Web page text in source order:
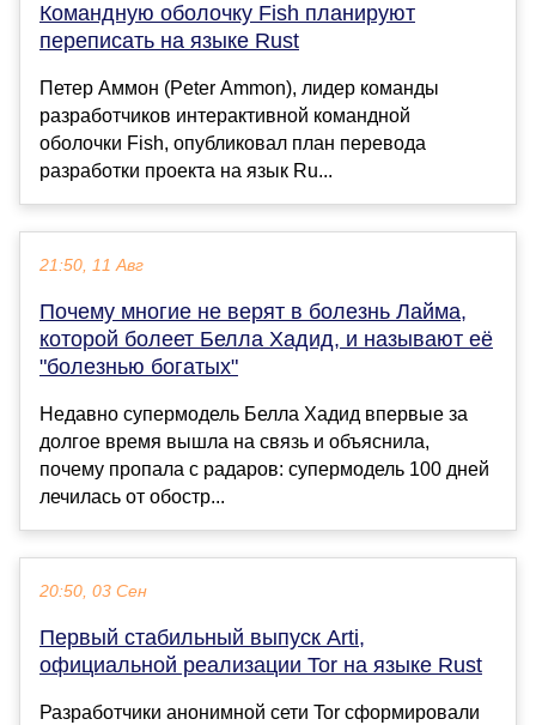
Командную оболочку Fish планируют
переписать на языке Rust
Петер Аммон (Peter Ammon), лидер команды
разработчиков интерактивной командной
оболочки Fish, опубликовал план перевода
разработки проекта на язык Ru...
21:50, 11 Авг
Почему многие не верят в болезнь Лайма,
которой болеет Белла Хадид, и называют её
"болезнью богатых"
Недавно супермодель Белла Хадид впервые за
долгое время вышла на связь и объяснила,
почему пропала с радаров: супермодель 100 дней
лечилась от обостр...
20:50, 03 Сен
Первый стабильный выпуск Arti,
официальной реализации Tor на языке Rust
Разработчики анонимной сети Tor сформировали